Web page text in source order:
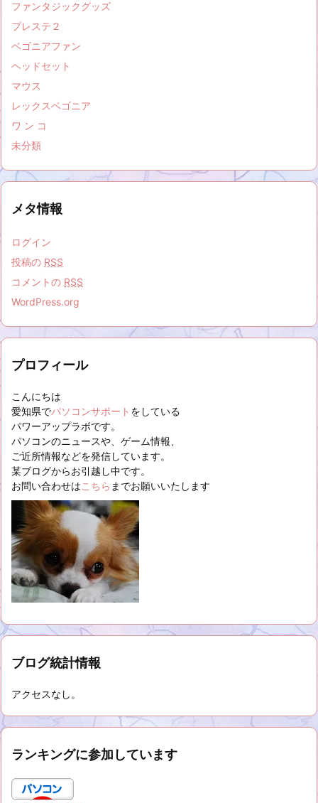
ファンタジックグッズ
プレステ２
ベゴニアファン
ヘッドセット
マウス
レックスベゴニア
ワ ン コ
未分類
メタ情報
ログイン
投稿の RSS
コメントの RSS
WordPress.org
プロフィール
こんにちは
愛知県でパソコンサポート をしている
パワーアップラボです。
パソコンのニュースや、ゲーム情報、
ご近所情報などを発信しています。
某ブログからお引越し中です。
お問い合わせはこちら までお願いいたします
ブログ統計情報
アクセスなし。
ランキングに参加しています